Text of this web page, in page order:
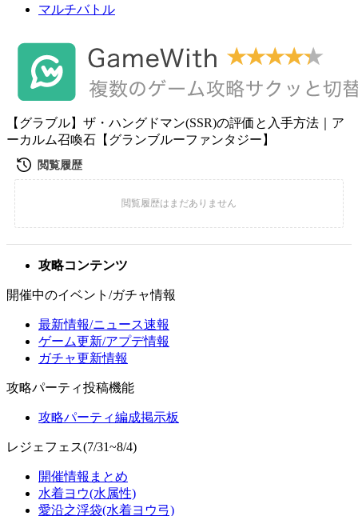
マルチバトル
【グラブル】ザ・ハングドマン(SSR)の評価と入手方法｜ア
ーカルム召喚石【グランブルーファンタジー】
攻略コンテンツ
開催中のイベント/ガチャ情報
最新情報/ニュース速報
ゲーム更新/アプデ情報
ガチャ更新情報
攻略パーティ投稿機能
攻略パーティ編成掲示板
レジェフェス(7/31~8/4)
開催情報まとめ
水着ヨウ(水属性)
愛沿之浮袋(水着ヨウ弓)